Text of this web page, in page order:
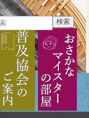
お
普及協会のご案内
キングレシピ